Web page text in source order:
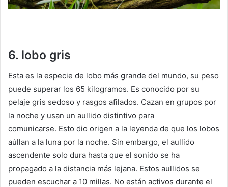
6. lobo gris
Esta es la especie de lobo más grande del mundo, su peso
puede superar los 65 kilogramos. Es conocido por su
pelaje gris sedoso y rasgos afilados. Cazan en grupos por
la noche y usan un aullido distintivo para
comunicarse. Esto dio origen a la leyenda de que los lobos
aúllan a la luna por la noche. Sin embargo, el aullido
ascendente solo dura hasta que el sonido se ha
propagado a la distancia más lejana. Estos aullidos se
pueden escuchar a 10 millas. No están activos durante el